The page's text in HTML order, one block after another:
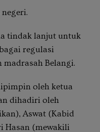
tindak lanjut untuk
regulasi
Belangi.
oleh ketua
dihadiri oleh
Aswat (Kabid
Hasan (mewakili